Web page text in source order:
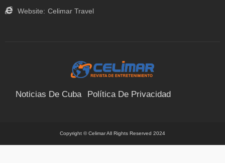
Website: Celimar Travel
Noticias De Cuba Política De Privacidad
Copyright © Celimar All Rights Reserved 2024